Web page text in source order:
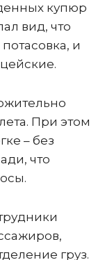
купюр
вид, что
и
При этом
– без
что
груз.